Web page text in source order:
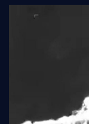
Tradicija i kultura